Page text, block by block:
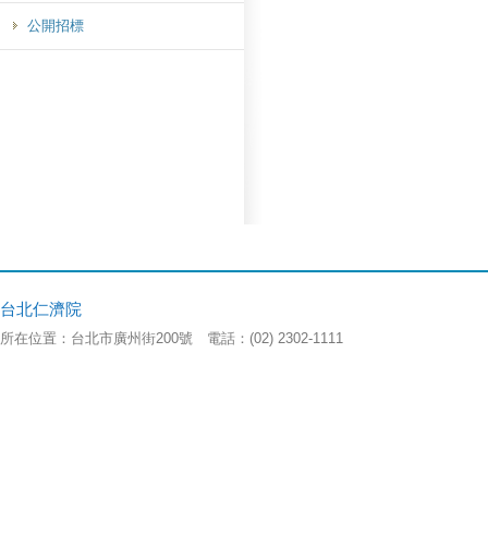
公開招標
台北仁濟院
所在位置：台北市廣州街200號 電話：(02) 2302-1111